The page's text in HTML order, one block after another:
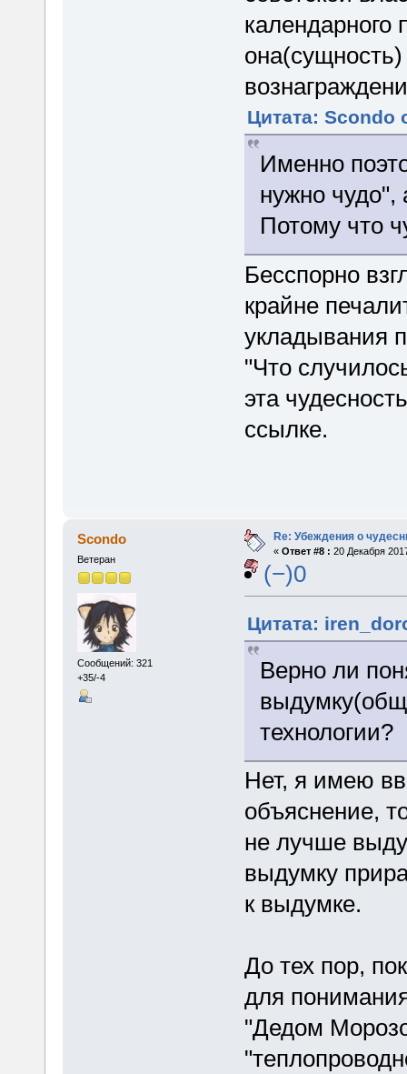
календарного
Цитата: Scondo
Именно
нужно
Потому что
Бесспорно
крайне
укладывания
"Что
эта
ссылке.
Scondo
Ветеран
Сообщений: 321
+35/-4
Re: Убеждения о
« Ответ #8 : 20 Декабря
(−)0
Цитата:
Верно ли
технологии?
Нет, я имею
объяснение,
не лучше
выдумку
к выдумке.
До тех пор,
для
"Дедом